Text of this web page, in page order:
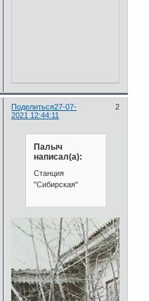
Поделиться 2
27-07-
2021 12:44:11
Палыч
написал(а):
Станция
"Сибирская"